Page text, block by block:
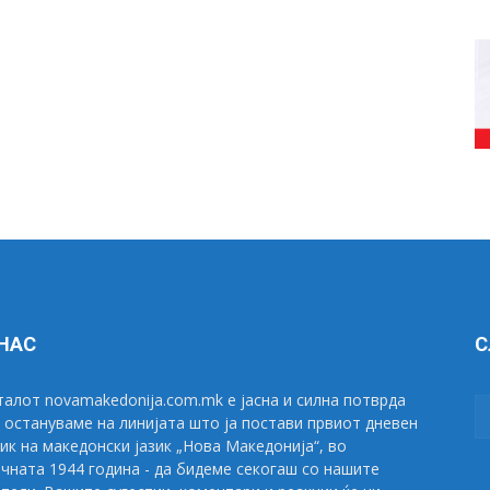
novamakedonija.com.mk е јасна и силна потврда
остануваме на линијата што ја постави првиот дневен
на македонски јазик „Нова Македонија“, во
1944 година - да бидеме секогаш со нашите